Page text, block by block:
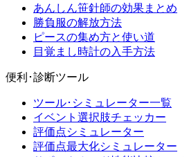
あんしん笹針師の効果まとめ
勝負服の解放方法
ピースの集め方と使い道
目覚まし時計の入手方法
便利･診断ツール
ツール･シミュレーター一覧
イベント選択肢チェッカー
評価点シミュレーター
評価点最大化シミュレーター